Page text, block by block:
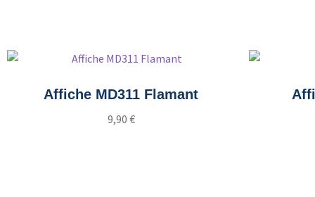
Affiche MD311 Flamant
9,90 €